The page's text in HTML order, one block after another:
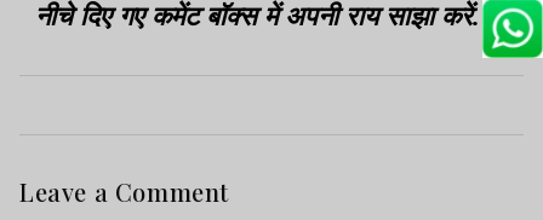
नीचे दिए गए कमेंट बॉक्स में अपनी राय साझा करें.
Leave a Comment